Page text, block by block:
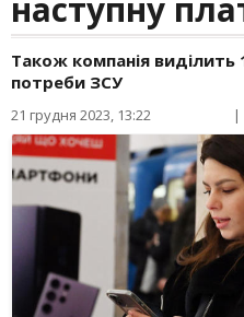
наступну
Також компанія виділить
потреби ЗСУ
21 грудня 2023, 13:22 |